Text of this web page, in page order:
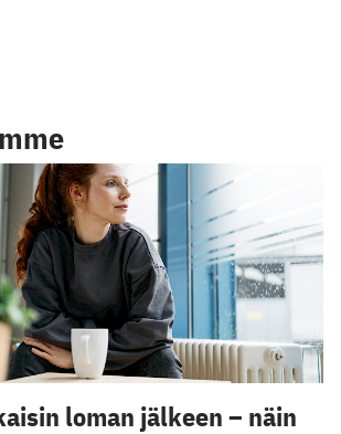
loman jälkeen – näin